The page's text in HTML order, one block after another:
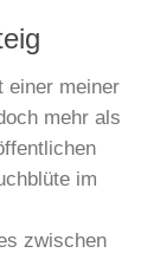
einer meiner
mehr als
im
zwischen